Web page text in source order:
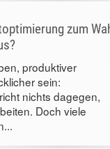
zum
produktiver
sein:
nichts dagegen,
Doch viele